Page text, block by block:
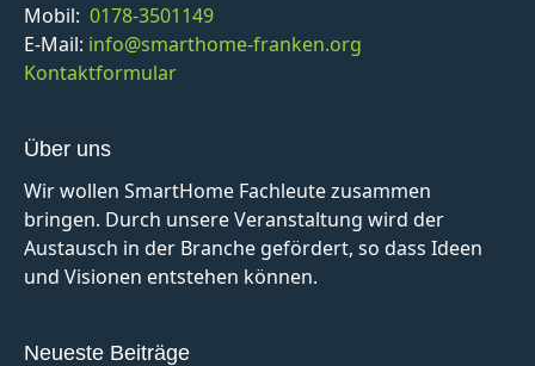
Mobil: 0178-3501149
E-Mail: info@smarthome-franken.org
Kontaktformular
Über uns
Wir wollen SmartHome Fachleute zusammen
bringen. Durch unsere Veranstaltung wird der
Austausch in der Branche gefördert, so dass Ideen
und Visionen entstehen können.
Neueste Beiträge